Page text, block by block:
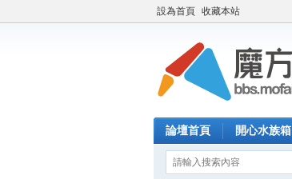
設為首頁 收藏本站
論壇首頁 開心水族箱